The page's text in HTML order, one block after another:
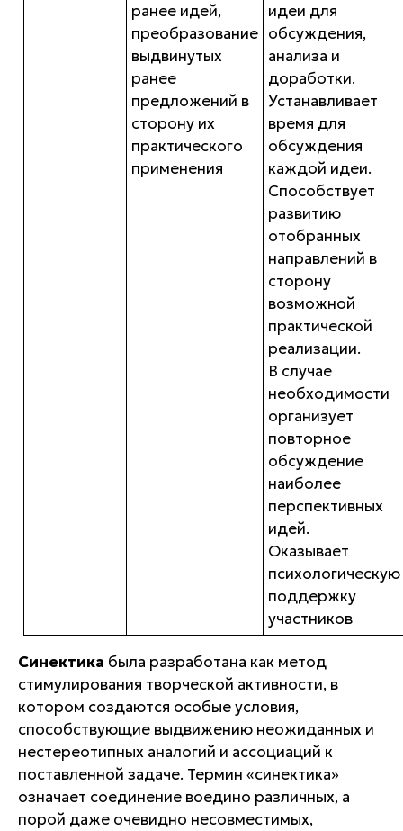
ранее идей,
преобразование
выдвинутых
ранее
предложений в
сторону их
практического
применения
идеи для
обсуждения,
анализа и
доработки.
Устанавливает
время для
обсуждения
каждой идеи.
Способствует
развитию
отобранных
направлений в
сторону
возможной
практической
реализации.
В случае
необходимости
организует
повторное
обсуждение
наиболее
перспективных
идей.
Оказывает
психологическую
поддержку
участников
Синектика была разработана как метод
стимулирования творческой активности, в
котором создаются особые условия,
способствующие выдвижению неожиданных и
нестереотипных аналогий и ассоциаций к
поставленной задаче. Термин «синектика»
означает соединение воедино различных, а
порой даже очевидно несовместимых,